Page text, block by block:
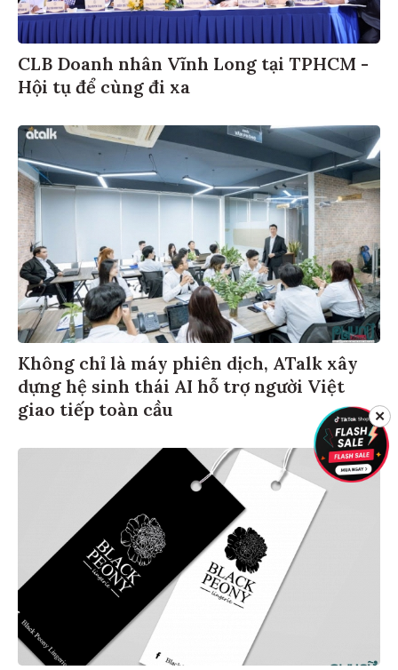
CLB Doanh nhân Vĩnh Long tại TPHCM -
Hội tụ để cùng đi xa
Không chỉ là máy phiên dịch, ATalk xây
dựng hệ sinh thái AI hỗ trợ người Việt
giao tiếp toàn cầu
✕